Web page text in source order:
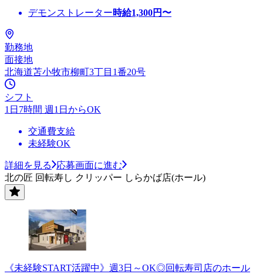
デモンストレーター時給1,300円〜
勤務地
面接地
北海道苫小牧市柳町3丁目1番20号
シフト
1日7時間 週1日からOK
交通費支給
未経験OK
詳細を見る
応募画面に進む
北の匠 回転寿し クリッパー しらかば店(ホール)
《未経験START活躍中》週3日～OK◎回転寿司店のホール